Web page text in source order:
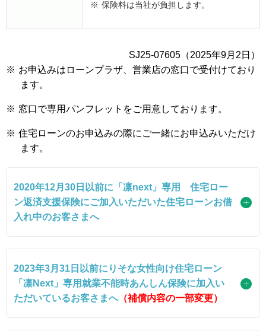
※ 保険料は当社が負担します。
SJ25-07605（2025年9月2日）
※ お申込みはローンプラザ、営業店の窓口で受付けており
ます。
※ 窓口で専用パンフレットをご用意しております。
※ 住宅ローンのお申込みの際にご一緒にお申込みいただけ
ます。
2020年12月30日以前に「凛next」専用 住宅ロー
ン返済支援保険にご加入いただいた住宅ローンお借
入れ中のお客さまへ
2023年3月31日以前にりそな女性向け住宅ローン
「凛Next」専用就業不能時あんしん保険に加入い
ただいているお客さまへ（補償内容の一部変更）